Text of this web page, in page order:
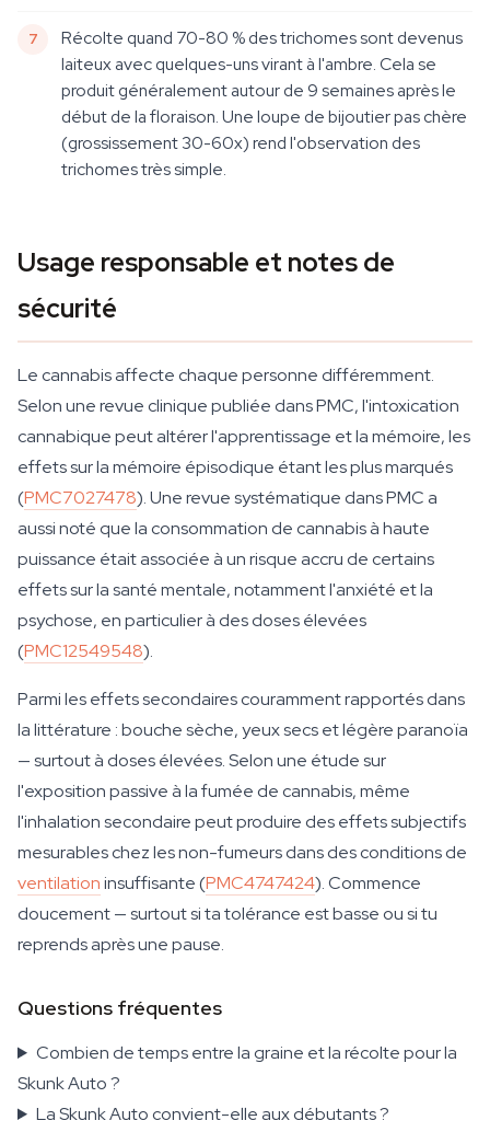
Récolte quand 70-80 % des trichomes sont devenus
laiteux avec quelques-uns virant à l'ambre. Cela se
produit généralement autour de 9 semaines après le
début de la floraison. Une loupe de bijoutier pas chère
(grossissement 30-60x) rend l'observation des
trichomes très simple.
Usage responsable et notes de
sécurité
Le cannabis affecte chaque personne différemment.
Selon une revue clinique publiée dans PMC, l'intoxication
cannabique peut altérer l'apprentissage et la mémoire, les
effets sur la mémoire épisodique étant les plus marqués
(PMC7027478). Une revue systématique dans PMC a
aussi noté que la consommation de cannabis à haute
puissance était associée à un risque accru de certains
effets sur la santé mentale, notamment l'anxiété et la
psychose, en particulier à des doses élevées
(PMC12549548).
Parmi les effets secondaires couramment rapportés dans
la littérature : bouche sèche, yeux secs et légère paranoïa
— surtout à doses élevées. Selon une étude sur
l'exposition passive à la fumée de cannabis, même
l'inhalation secondaire peut produire des effets subjectifs
mesurables chez les non-fumeurs dans des conditions de
ventilationinsuffisante (PMC4747424). Commence
doucement — surtout si ta tolérance est basse ou si tu
reprends après une pause.
Questions fréquentes
Combien de temps entre la graine et la récolte pour la
Skunk Auto ?
La Skunk Auto convient-elle aux débutants ?